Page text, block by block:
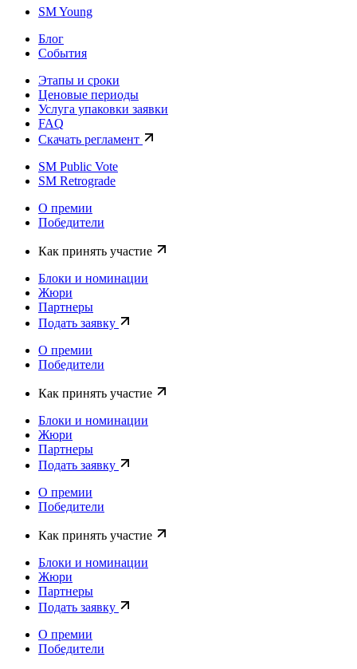
SM Young
Блог
События
Этапы и сроки
Ценовые периоды
Услуга упаковки заявки
FAQ
Скачать регламент
SM Public Vote
SM Retrograde
О премии
Победители
Как принять участие
Блоки и номинации
Жюри
Партнеры
Подать заявку
О премии
Победители
Как принять участие
Блоки и номинации
Жюри
Партнеры
Подать заявку
О премии
Победители
Как принять участие
Блоки и номинации
Жюри
Партнеры
Подать заявку
О премии
Победители